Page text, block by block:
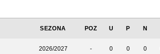
SEZONA POZ U P N
2026/2027 - 0 0 0